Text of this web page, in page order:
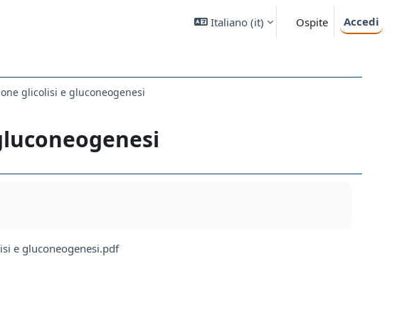
Italiano ‎(it)‎ Ospite Accedi
glicolisi e gluconeogenesi
e gluconeogenesi.pdf